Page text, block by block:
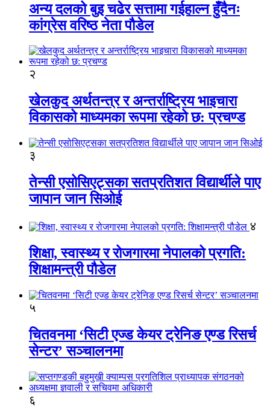
अन्य दलको बुइ चढेर सत्तामा गईहाल्न हुँदैनः
कांग्रेस वरिष्ठ नेता पौडेल
२
खेलकुद अर्थतन्त्र र अन्तर्राष्ट्रिय भाइचारा
विकासको माध्यमका रूपमा रहेको छ: प्रचण्ड
३
तेन्सी एसोसिएट्सका सतप्रतिशत विद्यार्थीले पाए
जापान जान सिओई
४
शिक्षा, स्वास्थ्य र रोजगारमा नेपालको प्रगति:
शिक्षामन्त्री पौडेल
५
चितवनमा ‘सिटी एज्ड केयर ट्रेनिङ एण्ड रिसर्च
सेन्टर’ सञ्चालनमा
६